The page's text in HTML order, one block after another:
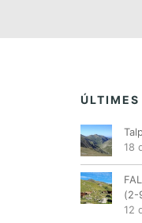
ÚLTIMES
18
(2-
12